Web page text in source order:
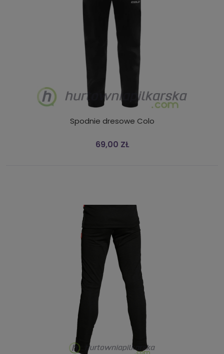
Spodnie dresowe Colo
69,00 ZŁ